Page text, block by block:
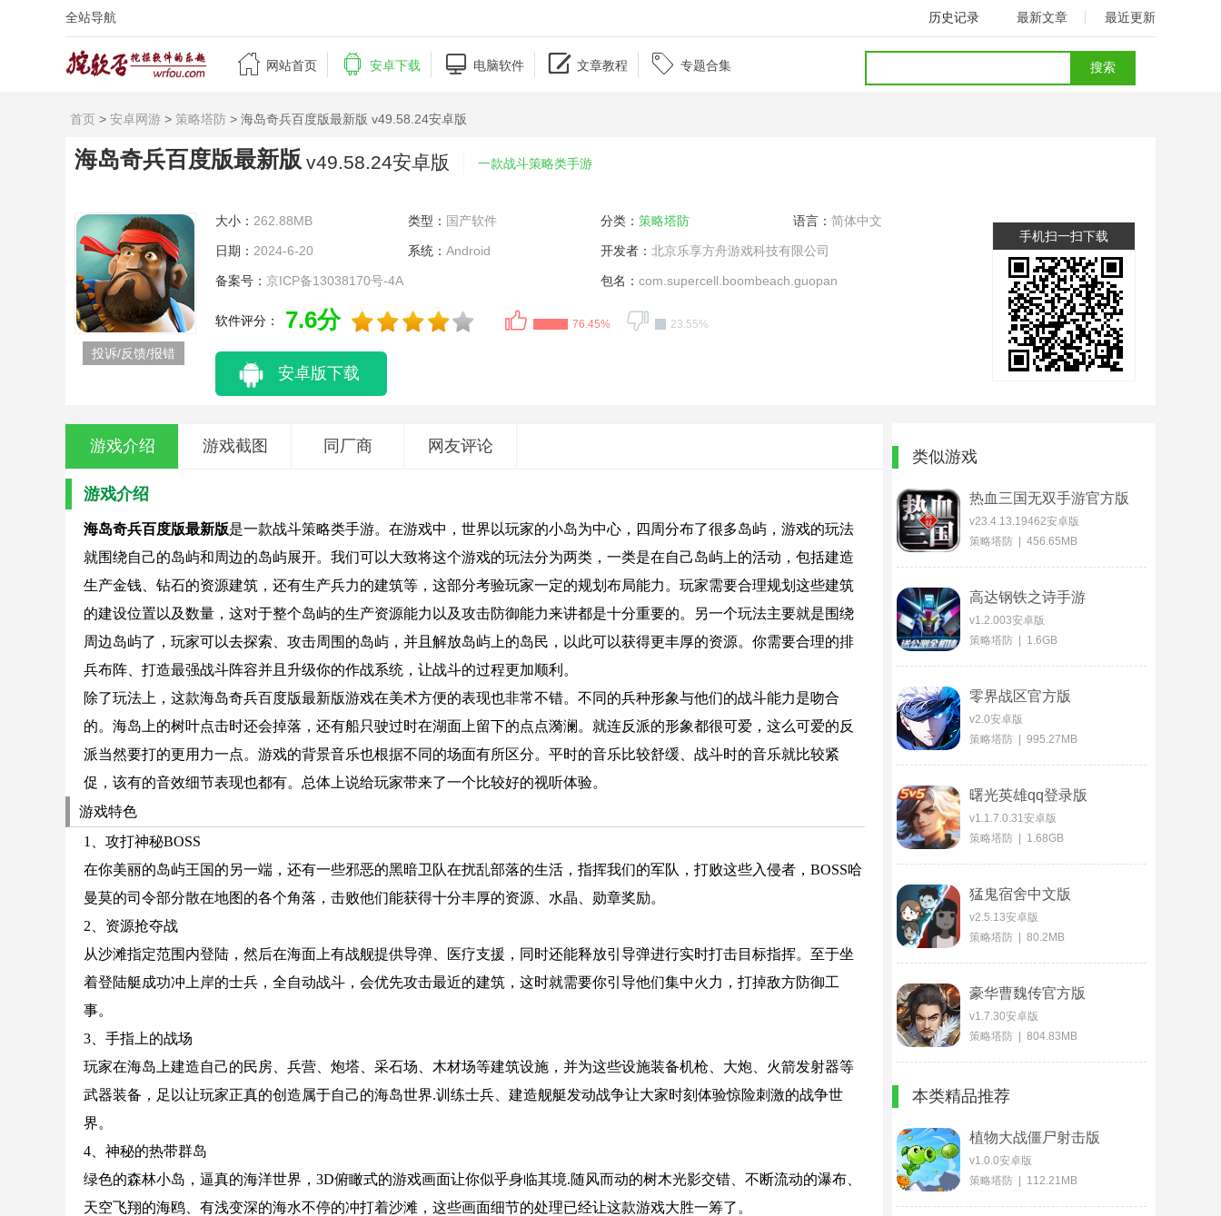
全站导航 历史记录 最新文章 最近更新
 网站首页  安卓下载  电脑软件  文章教程  专题合集
首页 > 安卓网游 > 策略塔防 > 海岛奇兵百度版最新版 v49.58.24安卓版
海岛奇兵百度版最新版 v49.58.24安卓版 一款战斗策略类手游
投诉/反馈/报错
大小： 262.88MB 类型： 国产软件 分类： 策略塔防 语言： 简体中文
日期： 2024-6-20 系统： Android 开发者： 北京乐享方舟游戏科技有限公司
备案号： 京ICP备13038170号-4A 包名： com.supercell.boombeach.guopan
软件评分： 7.6分 76.45% 23.55%
安卓版下载
手机扫一扫下载
游戏介绍 游戏截图 同厂商 网友评论
游戏介绍
海岛奇兵百度版最新版是一款战斗策略类手游。在游戏中，世界以玩家的小岛为中心，四周分布了很多岛屿，游戏的玩法
就围绕自己的岛屿和周边的岛屿展开。我们可以大致将这个游戏的玩法分为两类，一类是在自己岛屿上的活动，包括建造
生产金钱、钻石的资源建筑，还有生产兵力的建筑等，这部分考验玩家一定的规划布局能力。玩家需要合理规划这些建筑
的建设位置以及数量，这对于整个岛屿的生产资源能力以及攻击防御能力来讲都是十分重要的。另一个玩法主要就是围绕
周边岛屿了，玩家可以去探索、攻击周围的岛屿，并且解放岛屿上的岛民，以此可以获得更丰厚的资源。你需要合理的排
兵布阵、打造最强战斗阵容并且升级你的作战系统，让战斗的过程更加顺利。
除了玩法上，这款海岛奇兵百度版最新版游戏在美术方便的表现也非常不错。不同的兵种形象与他们的战斗能力是吻合
的。海岛上的树叶点击时还会掉落，还有船只驶过时在湖面上留下的点点漪澜。就连反派的形象都很可爱，这么可爱的反
派当然要打的更用力一点。游戏的背景音乐也根据不同的场面有所区分。平时的音乐比较舒缓、战斗时的音乐就比较紧
促，该有的音效细节表现也都有。总体上说给玩家带来了一个比较好的视听体验。
游戏特色
1、攻打神秘BOSS
在你美丽的岛屿王国的另一端，还有一些邪恶的黑暗卫队在扰乱部落的生活，指挥我们的军队，打败这些入侵者，BOSS哈
曼莫的司令部分散在地图的各个角落，击败他们能获得十分丰厚的资源、水晶、勋章奖励。
2、资源抢夺战
从沙滩指定范围内登陆，然后在海面上有战舰提供导弹、医疗支援，同时还能释放引导弹进行实时打击目标指挥。至于坐
着登陆艇成功冲上岸的士兵，全自动战斗，会优先攻击最近的建筑，这时就需要你引导他们集中火力，打掉敌方防御工
事。
3、手指上的战场
玩家在海岛上建造自己的民房、兵营、炮塔、采石场、木材场等建筑设施，并为这些设施装备机枪、大炮、火箭发射器等
武器装备，足以让玩家正真的创造属于自己的海岛世界.训练士兵、建造舰艇发动战争让大家时刻体验惊险刺激的战争世
界。
4、神秘的热带群岛
绿色的森林小岛，逼真的海洋世界，3D俯瞰式的游戏画面让你似乎身临其境.随风而动的树木光影交错、不断流动的瀑布、
天空飞翔的海鸥、有浅变深的海水不停的冲打着沙滩，这些画面细节的处理已经让这款游戏大胜一筹了。
类似游戏
热血三国无双手游官方版
v23.4.13.19462安卓版
策略塔防 | 456.65MB
高达钢铁之诗手游
v1.2.003安卓版
策略塔防 | 1.6GB
零界战区官方版
v2.0安卓版
策略塔防 | 995.27MB
曙光英雄qq登录版
v1.1.7.0.31安卓版
策略塔防 | 1.68GB
猛鬼宿舍中文版
v2.5.13安卓版
策略塔防 | 80.2MB
豪华曹魏传官方版
v1.7.30安卓版
策略塔防 | 804.83MB
本类精品推荐
植物大战僵尸射击版
v1.0.0安卓版
策略塔防 | 112.21MB